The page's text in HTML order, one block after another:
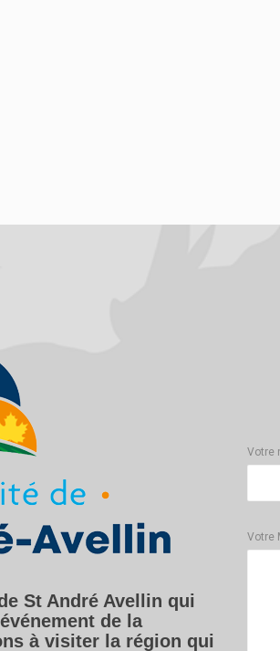
St André Avellin qui
de la
à visiter la région qui
Votre
Votre